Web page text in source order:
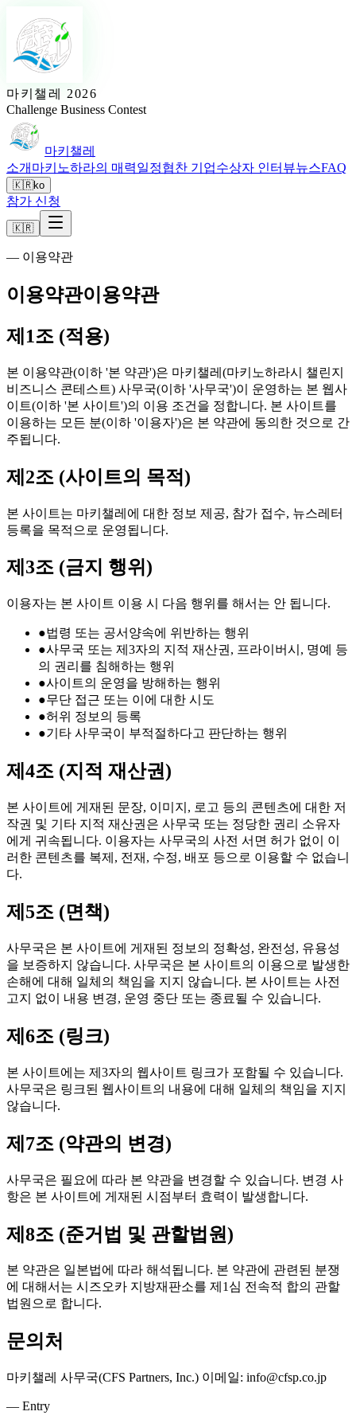
마키챌레 2026
Challenge Business Contest
마키챌레
소개 마키노하라의 매력일정협찬 기업수상자 인터뷰뉴스FAQ
🇰🇷ko
참가 신청
🇰🇷
— 이용약관
이용약관이용약관
제1조 (적용)
본 이용약관(이하 '본 약관')은 마키챌레(마키노하라시 챌린지
비즈니스 콘테스트) 사무국(이하 '사무국')이 운영하는 본 웹사
이트(이하 '본 사이트')의 이용 조건을 정합니다. 본 사이트를
이용하는 모든 분(이하 '이용자')은 본 약관에 동의한 것으로 간
주됩니다.
제2조 (사이트의 목적)
본 사이트는 마키챌레에 대한 정보 제공, 참가 접수, 뉴스레터
등록을 목적으로 운영됩니다.
제3조 (금지 행위)
이용자는 본 사이트 이용 시 다음 행위를 해서는 안 됩니다.
●법령 또는 공서양속에 위반하는 행위
●사무국 또는 제3자의 지적 재산권, 프라이버시, 명예 등
의 권리를 침해하는 행위
●사이트의 운영을 방해하는 행위
●무단 접근 또는 이에 대한 시도
●허위 정보의 등록
●기타 사무국이 부적절하다고 판단하는 행위
제4조 (지적 재산권)
본 사이트에 게재된 문장, 이미지, 로고 등의 콘텐츠에 대한 저
작권 및 기타 지적 재산권은 사무국 또는 정당한 권리 소유자
에게 귀속됩니다. 이용자는 사무국의 사전 서면 허가 없이 이
러한 콘텐츠를 복제, 전재, 수정, 배포 등으로 이용할 수 없습니
다.
제5조 (면책)
사무국은 본 사이트에 게재된 정보의 정확성, 완전성, 유용성
을 보증하지 않습니다. 사무국은 본 사이트의 이용으로 발생한
손해에 대해 일체의 책임을 지지 않습니다. 본 사이트는 사전
고지 없이 내용 변경, 운영 중단 또는 종료될 수 있습니다.
제6조 (링크)
본 사이트에는 제3자의 웹사이트 링크가 포함될 수 있습니다.
사무국은 링크된 웹사이트의 내용에 대해 일체의 책임을 지지
않습니다.
제7조 (약관의 변경)
사무국은 필요에 따라 본 약관을 변경할 수 있습니다. 변경 사
항은 본 사이트에 게재된 시점부터 효력이 발생합니다.
제8조 (준거법 및 관할법원)
본 약관은 일본법에 따라 해석됩니다. 본 약관에 관련된 분쟁
에 대해서는 시즈오카 지방재판소를 제1심 전속적 합의 관할
법원으로 합니다.
문의처
마키챌레 사무국(CFS Partners, Inc.) 이메일: info@cfsp.co.jp
— Entry